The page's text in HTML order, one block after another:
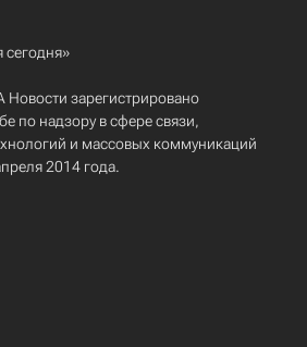
Новости зарегистрировано
по надзору в сфере связи,
и массовых коммуникаций
2014 года.